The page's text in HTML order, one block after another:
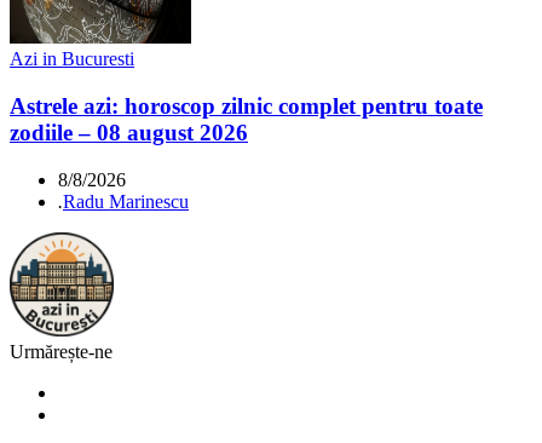
Azi in Bucuresti
Astrele azi: horoscop zilnic complet pentru toate
zodiile – 08 august 2026
8/8/2026
.Radu Marinescu
Urmărește-ne